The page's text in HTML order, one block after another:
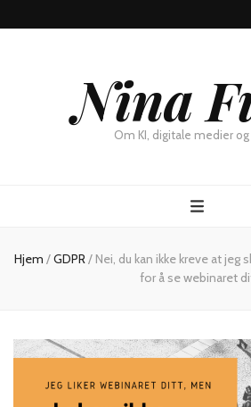
Nina
Om KI, digitale medier og
Hjem /GDPR/ Nei, du kan ikke kreve at jeg
for å se webinaret